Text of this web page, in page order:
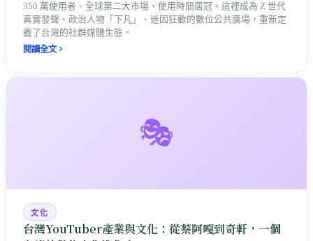
350 萬使用者、全球第二大市場、使用時間居冠。這裡成為 Z 世代
真實發聲、政治人物「下凡」、迷因狂歡的數位公共廣場，重新定
義了台灣的社群媒體生態。
閱讀全文
🎭
文化
台灣YouTuber產業與文化：從蔡阿嘎到奇軒，一個